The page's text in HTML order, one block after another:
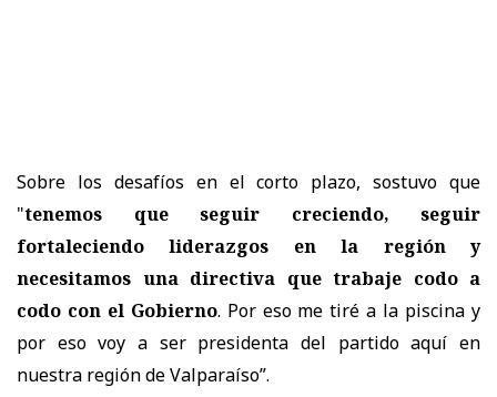
Sobre los desafíos en el corto plazo, sostuvo que
"tenemos que seguir creciendo, seguir
fortaleciendo liderazgos en la región y
necesitamos una directiva que trabaje codo a
codo con el Gobierno. Por eso me tiré a la piscina y
por eso voy a ser presidenta del partido aquí en
nuestra región de Valparaíso”.